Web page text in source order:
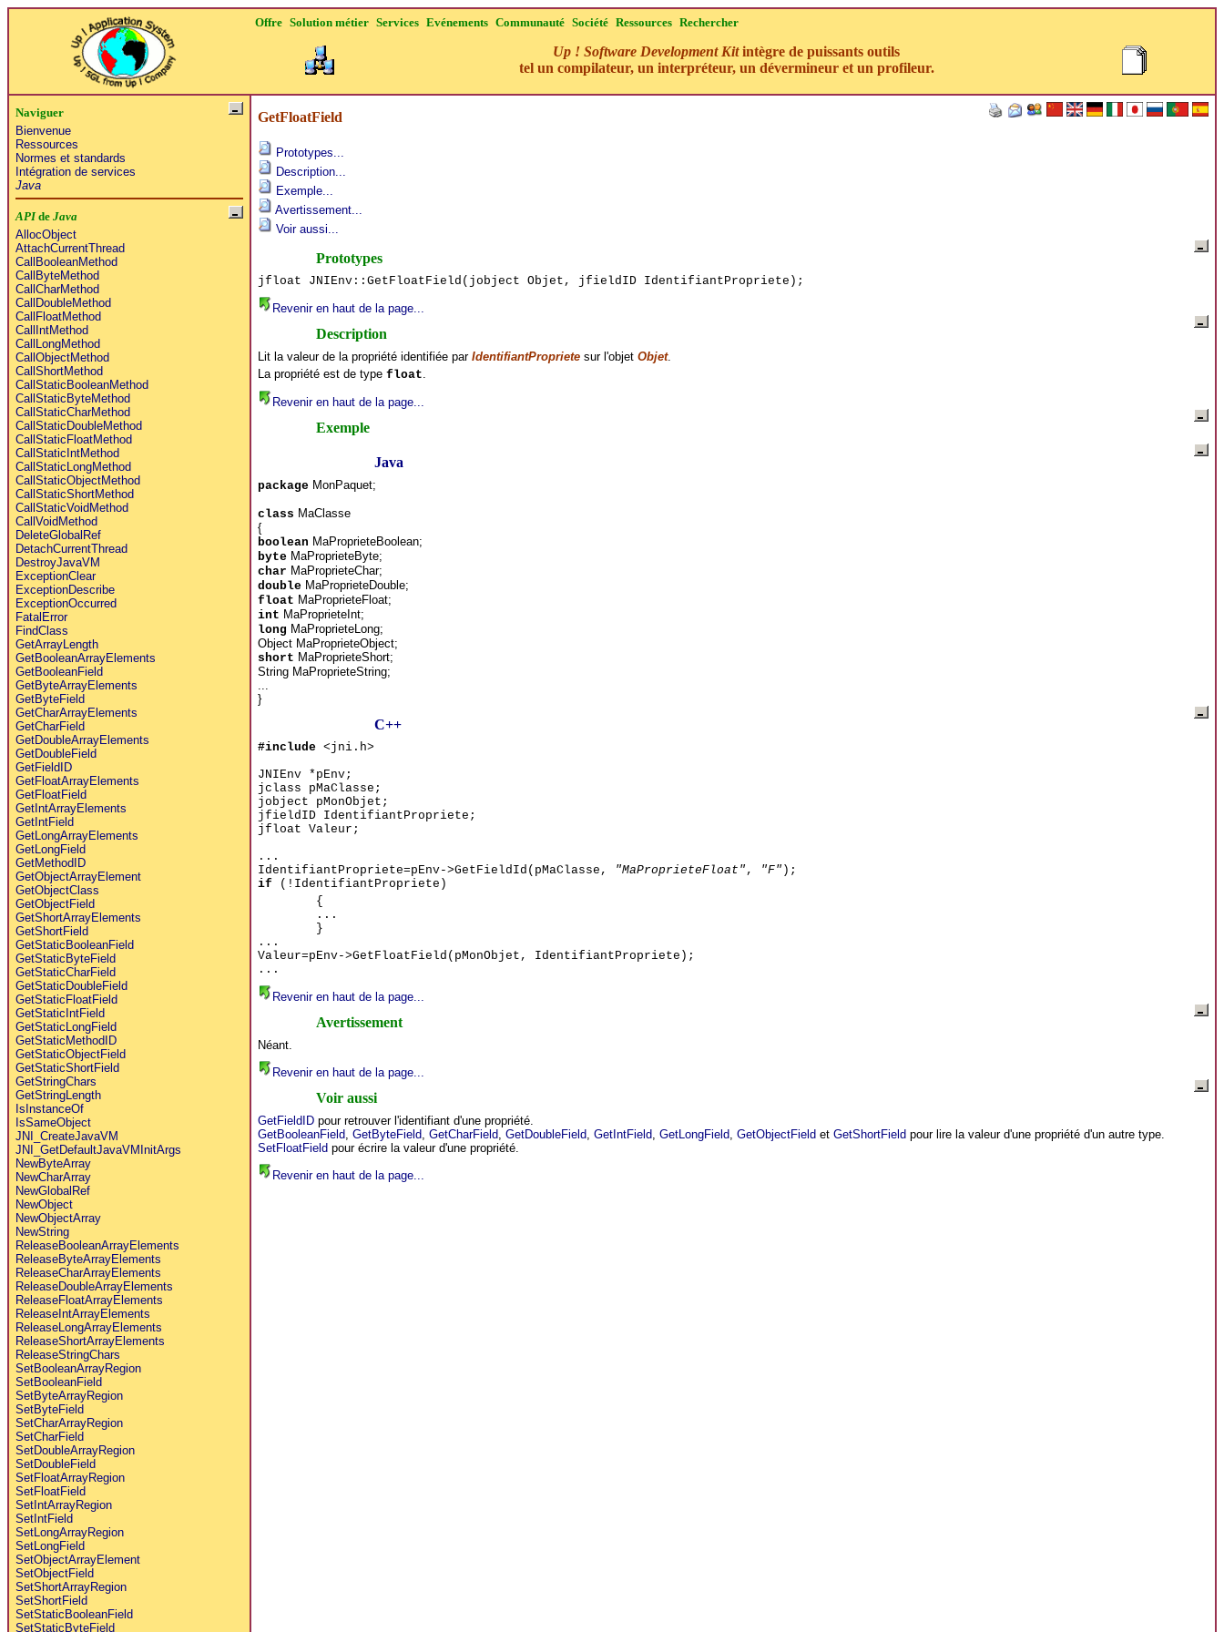
Offre Solution métier Services Evénements Communauté Société Ressources Rechercher
Up ! Software Development Kitintègre de puissants outils
tel un compilateur, un interpréteur, un dévermineur et un profileur.
Naviguer
Bienvenue
Ressources
Normes et standards
Intégration de services
Java
APIde Java
AllocObject
AttachCurrentThread
CallBooleanMethod
CallByteMethod
CallCharMethod
CallDoubleMethod
CallFloatMethod
CallIntMethod
CallLongMethod
CallObjectMethod
CallShortMethod
CallStaticBooleanMethod
CallStaticByteMethod
CallStaticCharMethod
CallStaticDoubleMethod
CallStaticFloatMethod
CallStaticIntMethod
CallStaticLongMethod
CallStaticObjectMethod
CallStaticShortMethod
CallStaticVoidMethod
CallVoidMethod
DeleteGlobalRef
DetachCurrentThread
DestroyJavaVM
ExceptionClear
ExceptionDescribe
ExceptionOccurred
FatalError
FindClass
GetArrayLength
GetBooleanArrayElements
GetBooleanField
GetByteArrayElements
GetByteField
GetCharArrayElements
GetCharField
GetDoubleArrayElements
GetDoubleField
GetFieldID
GetFloatArrayElements
GetFloatField
GetIntArrayElements
GetIntField
GetLongArrayElements
GetLongField
GetMethodID
GetObjectArrayElement
GetObjectClass
GetObjectField
GetShortArrayElements
GetShortField
GetStaticBooleanField
GetStaticByteField
GetStaticCharField
GetStaticDoubleField
GetStaticFloatField
GetStaticIntField
GetStaticLongField
GetStaticMethodID
GetStaticObjectField
GetStaticShortField
GetStringChars
GetStringLength
IsInstanceOf
IsSameObject
JNI_CreateJavaVM
JNI_GetDefaultJavaVMInitArgs
NewByteArray
NewCharArray
NewGlobalRef
NewObject
NewObjectArray
NewString
ReleaseBooleanArrayElements
ReleaseByteArrayElements
ReleaseCharArrayElements
ReleaseDoubleArrayElements
ReleaseFloatArrayElements
ReleaseIntArrayElements
ReleaseLongArrayElements
ReleaseShortArrayElements
ReleaseStringChars
SetBooleanArrayRegion
SetBooleanField
SetByteArrayRegion
SetByteField
SetCharArrayRegion
SetCharField
SetDoubleArrayRegion
SetDoubleField
SetFloatArrayRegion
SetFloatField
SetIntArrayRegion
SetIntField
SetLongArrayRegion
SetLongField
SetObjectArrayElement
SetObjectField
SetShortArrayRegion
SetShortField
SetStaticBooleanField
SetStaticByteField
GetFloatField
Prototypes...
Description...
Exemple...
Avertissement...
Voir aussi...
Prototypes
jfloat JNIEnv::GetFloatField(jobject Objet, jfieldID IdentifiantPropriete);
Revenir en haut de la page...
Description
Lit la valeur de la propriété identifiée par IdentifiantProprietesur l'objet Objet.
La propriété est de type float
Revenir en haut de la page...
Exemple
Java
packageMonPaquet;
class MaClasse
{
boolean MaProprieteBoolean;
byteMaProprieteByte;
char MaProprieteChar;
doubleMaProprieteDouble;
float MaProprieteFloat;
int MaProprieteInt;
long MaProprieteLong;
Object MaProprieteObject;
short MaProprieteShort;
String MaProprieteString;
}
C++
#include<jni.h>
JNIEnv *pEnv;
jclass pMaClasse;
jobject pMonObjet;
jfieldID IdentifiantPropriete;
jfloat Valeur;
...
IdentifiantPropriete=pEnv->GetFieldId(pMaClasse,
"MaProprieteFloat" , "F" );
if(!IdentifiantPropriete)
{
...
}
...
Valeur=pEnv->GetFloatField(pMonObjet, IdentifiantPropriete);
...
Revenir en haut de la page...
Avertissement
Néant.
Revenir en haut de la page...
Voir aussi
GetFieldIDpour retrouver l'identifiant d'une propriété.
GetBooleanField, GetByteField, GetCharField, GetDoubleField, GetIntField, GetLongField, GetObjectFieldet GetShortFieldpour lire la valeur d'une propriété d'un autre type.
SetFloatFieldpour écrire la valeur d'une propriété.
Revenir en haut de la page...